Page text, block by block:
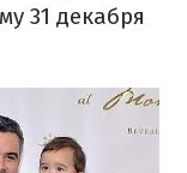
31 декабря